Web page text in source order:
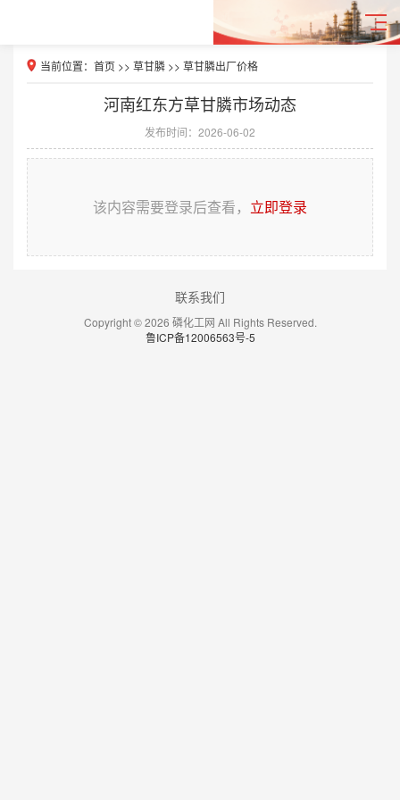
当前位置： 首页 >> 草甘膦 >> 草甘膦出厂价格
河南红东方草甘膦市场动态
发布时间：2026-06-02
该内容需要登录后查看， 立即登录
联系我们
Copyright © 2026 磷化工网 All Rights Reserved.
鲁ICP备12006563号-5